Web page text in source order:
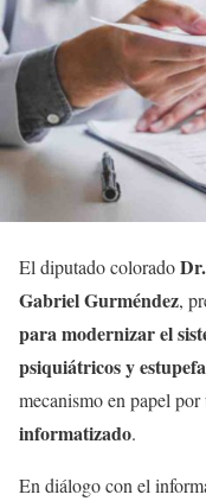
El diputado colorado
Gabriel Gurméndez,
para modernizar el
psiquiátricos y
mecanismo en papel
informatizado.
En diálogo con el